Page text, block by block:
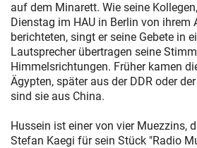
auf dem Minarett. Wie seine
Dienstag im HAU in Berlin von ihrem
berichteten, singt er seine Gebete in
Lautsprecher übertragen seine
Himmelsrichtungen. Früher kamen
Ägypten, später aus der DDR oder
sind sie aus China.
Hussein ist einer von vier Muezzins,
Stefan Kaegi für sein Stück "Radio